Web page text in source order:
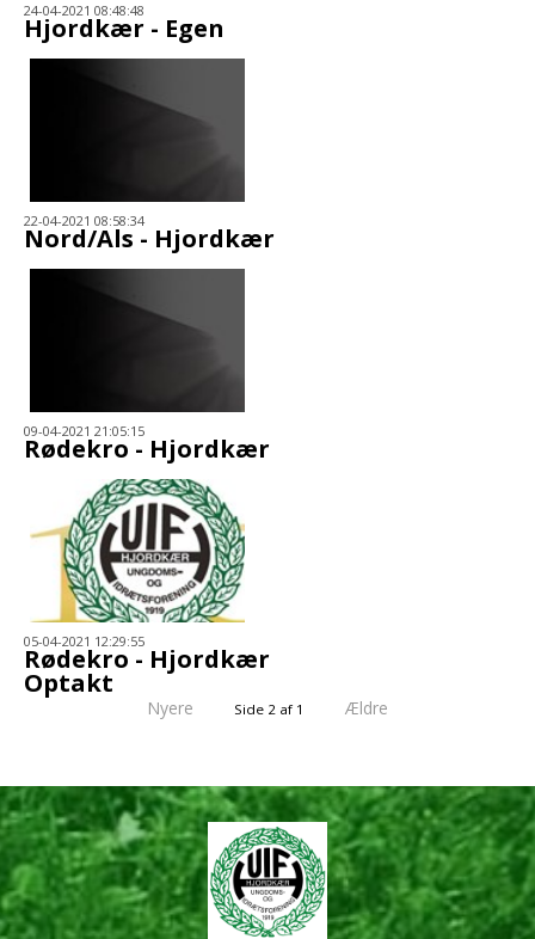
24-04-2021 08:48:48
Hjordkær - Egen
22-04-2021 08:58:34
Nord/Als - Hjordkær
09-04-2021 21:05:15
Rødekro - Hjordkær
05-04-2021 12:29:55
Rødekro - Hjordkær
Optakt
Nyere Side 2 af 1 Ældre